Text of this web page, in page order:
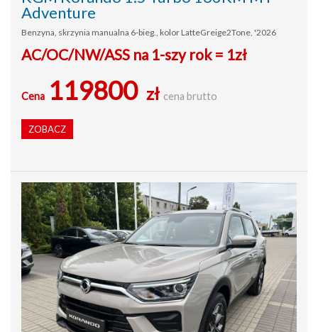
Adventure
Benzyna, skrzynia manualna 6-bieg., kolor LatteGreige2Tone, '2026
AC/OC/NW/ASS na 1-szy rok = 1zł
Cena 119800 zł cena brutto
ZOBACZ